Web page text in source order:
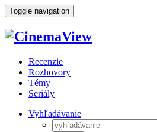
Toggle navigation
Recenzie
Rozhovory
Témy
Seriály
Vyhľadávanie